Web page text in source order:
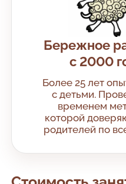
Бережное
с 2000
Более 25 лет
с детьми.
временем
которой
родителей по